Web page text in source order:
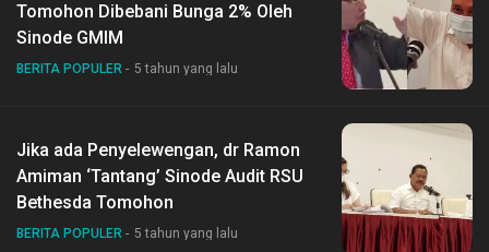
Tomohon Dibebani Bunga 2% Oleh
Sinode GMIM
BERITA POPULER 5 tahun yang lalu
Jika ada Penyelewengan, dr Ramon
Amiman ‘Tantang’ Sinode Audit RSU
Bethesda Tomohon
BERITA POPULER 5 tahun yang lalu